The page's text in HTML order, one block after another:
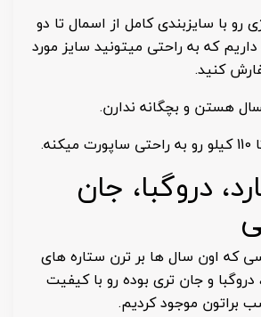
رو با سایزبندی کامل از اسمال تا دو
که به راحتی میتونید سایز مورد
کنید.
هستن و بچگانه ندارن.
دروگبا، جان
که اون سال ها بر ترن ستاره های
دروگبا و جان تری بوده رو با کیفیت
براتون موجود کردیم.